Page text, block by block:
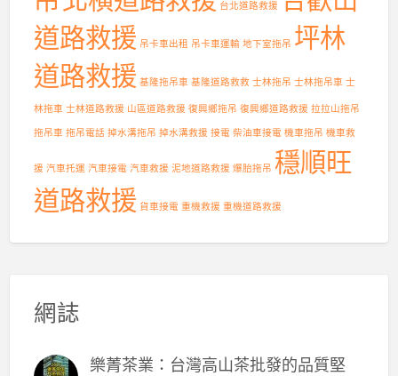
台北道路救援
道路救援 吊卡車出租 吊卡車運輸 地下室拖吊 坪林
道路救援 基隆拖吊車 基隆道路救救 士林拖吊 士林拖吊車 士
林拖車 士林道路救援 山區道路救援 復興鄉拖吊 復興鄉道路救援 拉拉山拖吊
拖吊車 拖吊電話 掉水溝拖吊 掉水溝救援 接電 柴油車接電 機車拖吊 機車救
援 汽車托運 汽車接電 汽車救援 泥地道路救援 爆胎拖吊 穩順旺
道路救援 貨車接電 重機救援 重機道路救援
網誌
樂菁茶業：台灣高山茶批發的品質堅